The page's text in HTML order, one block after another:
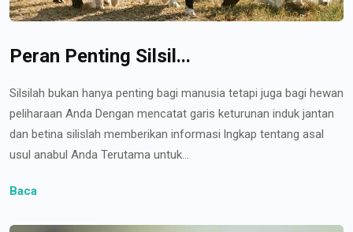
Peran Penting Silsil...
Silsilah bukan hanya penting bagi manusia tetapi juga bagi hewan
peliharaan Anda Dengan mencatat garis keturunan induk jantan
dan betina silislah memberikan informasi lngkap tentang asal
usul anabul Anda Terutama untuk...
Baca